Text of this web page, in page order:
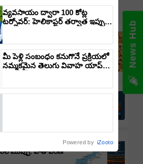
కింద శిక్ష,
రెడ్డి కీలక చర్యలు
వర్షాలు,
వచ్చే అవకాశం:
వర్షాలు,
ముప్పు: వాతావరణ
News Hub
వ్యవసాయం ద్వారా 100 కోట్ల
టర్నోవర్: హెలికాప్టర్ తర్వాత ఇప్పుడు
మీ పెళ్లి సంబంధం కనుగొనే ప్రక్రియలో
నమ్మకమైన తెలుగు వివాహ యాప్‌ను
Powered by iZooto